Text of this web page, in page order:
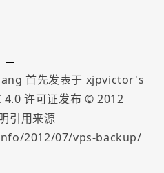
首先发表于 xjpvictor's
4.0 许可证发布 © 2012
引用来源
2012/07/vps-backup/